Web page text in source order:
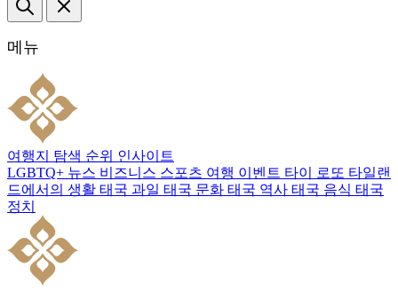
메뉴
여행지 탐색 순위 인사이트
LGBTQ+ 뉴스 비즈니스 스포츠 여행 이벤트 타이 로또 타일랜
드에서의 생활 태국 과일 태국 문화 태국 역사 태국 음식 태국
정치